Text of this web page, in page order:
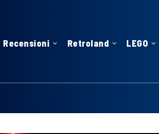
Recensioni Retroland LEGO